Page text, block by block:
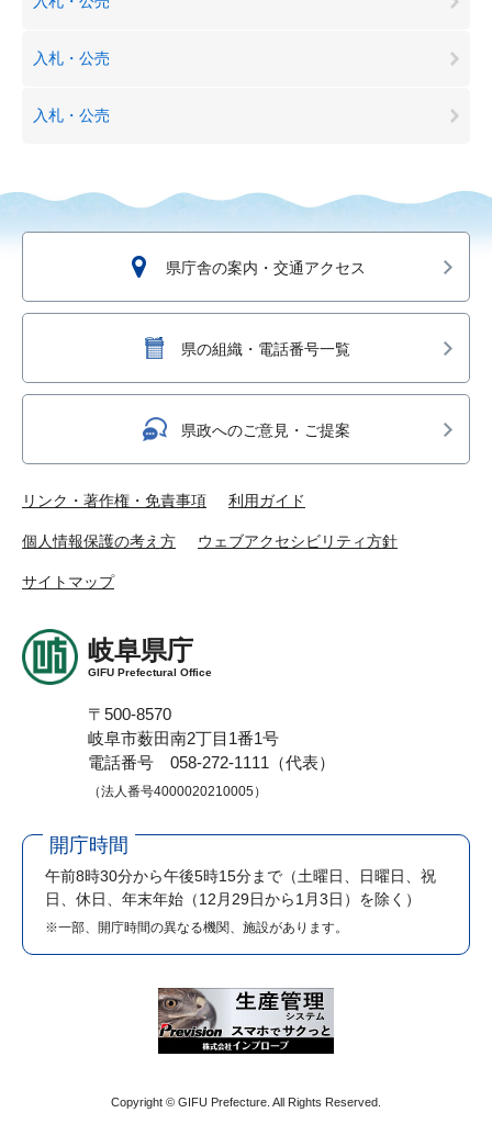
入札・公売
入札・公売
県庁舎の案内・交通アクセス
県の組織・電話番号一覧
県政へのご意見・ご提案
リンク・著作権・免責事項 利用ガイド
個人情報保護の考え方 ウェブアクセシビリティ方針
サイトマップ
岐阜県庁
GIFU Prefectural Office
〒500-8570
岐阜市薮田南2丁目1番1号
電話番号 058-272-1111（代表）
（法人番号4000020210005）
開庁時間
午前8時30分から午後5時15分まで （土曜日、日曜日、祝
日、休日、年末年始（12月29日から1月3日）を除く）
※一部、開庁時間の異なる機関、施設があります。
Copyright © GIFU Prefecture. All Rights Reserved.